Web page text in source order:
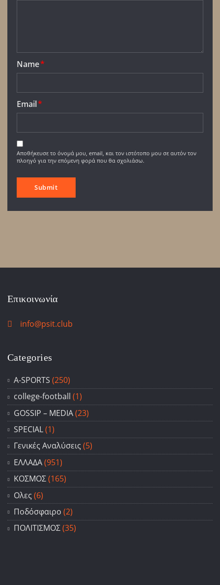
Name*
Email*
Αποθήκευσε το όνομά μου, email, και τον ιστότοπο μου σε αυτόν τον
πλοηγό για την επόμενη φορά που θα σχολιάσω.
Επικοινωνία
info@psit.club
Categories
A-SPORTS (250)
college-football (1)
GOSSIP – ΜΕDIA(23)
SPECIAL(1)
Γενικές Αναλύσεις(5)
ΕΛΛΑΔΑ(951)
ΚΟΣΜΟΣ(165)
Ολες (6)
Ποδόσφαιρο (2)
ΠΟΛΙΤΙΣΜΟΣ(35)